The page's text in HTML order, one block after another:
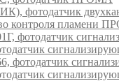
фотодатчик
контроля пламени
фотодатчик
фотодатчик